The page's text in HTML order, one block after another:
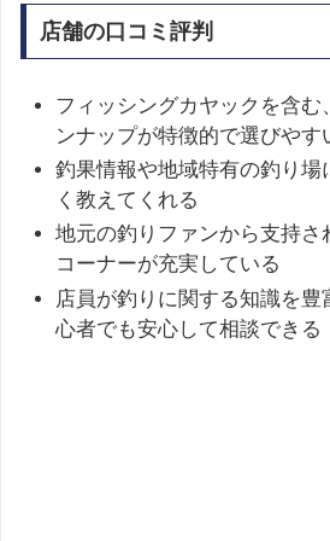
店舗の口コミ評判
フィッシングカヤックを含む
ンナップが特徴的で選びやす
釣果情報や地域特有の釣り場
く教えてくれる
地元の釣りファンから支持さ
コーナーが充実している
店員が釣りに関する知識を豊
心者でも安心して相談できる